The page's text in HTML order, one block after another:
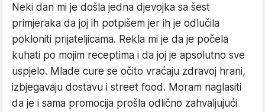
Neki dan mi je došla jedna djevojka sa šest
primjeraka da joj ih potpišem jer ih je odlučila
pokloniti prijateljicama. Rekla mi je da je počela
kuhati po mojim receptima i da joj je apsolutno sve
uspjelo. Mlade cure se očito vraćaju zdravoj hrani,
izbjegavaju dostavu i street food. Moram naglasiti
da je i sama promocija prošla odlično zahvaljujući